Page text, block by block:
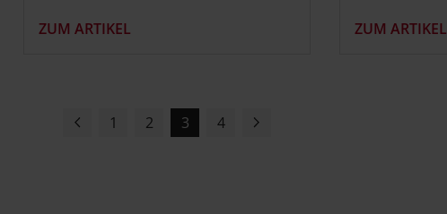
ZUM ARTIKEL ZUM ARTIKEL
Vorherige
1 2 3 4 Nächste